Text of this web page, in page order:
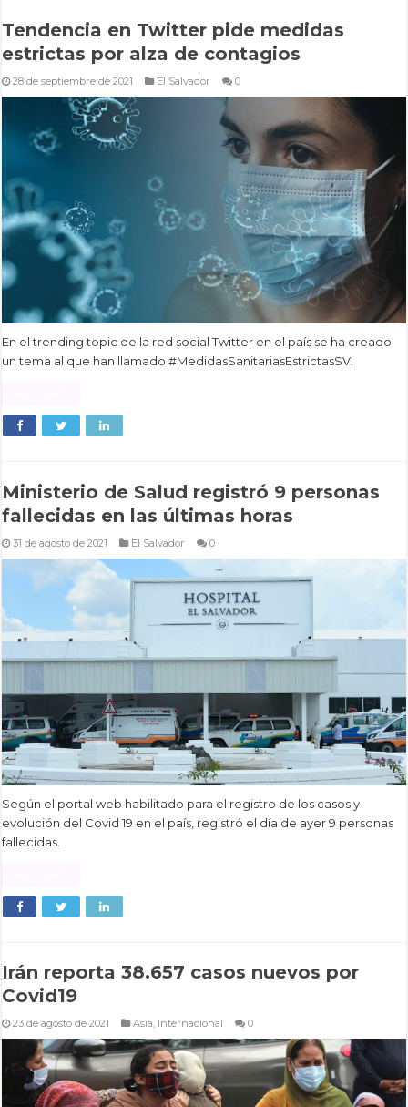
Tendencia en Twitter pide medidas
estrictas por alza de contagios
28 de septiembre de 2021 El Salvador 0
En el trending topic de la red social Twitter en el país se ha creado
un tema al que han llamado #MedidasSanitariasEstrictasSV.
Ministerio de Salud registró 9 personas
fallecidas en las últimas horas
31 de agosto de 2021 El Salvador 0
Según el portal web habilitado para el registro de los casos y
evolución del Covid 19 en el país, registró el día de ayer 9 personas
fallecidas.
Irán reporta 38.657 casos nuevos por
Covid19
23 de agosto de 2021 Asia, Internacional 0